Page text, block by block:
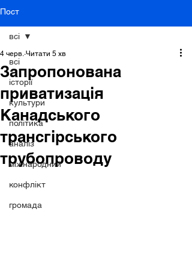
Пост
всі
історії
культури
політика
аналіз
міжнародний
конфлікт
громада
всі
Запропонована
приватизація
Канадського
трансгірського
трубопроводу
4 черв. Читати 5 хв